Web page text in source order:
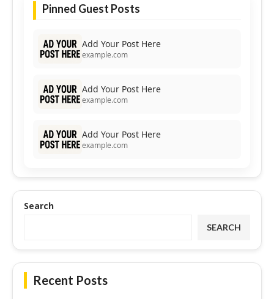
Pinned Guest Posts
Add Your Post Here
example.com
Add Your Post Here
example.com
Add Your Post Here
example.com
Search
SEARCH
Recent Posts